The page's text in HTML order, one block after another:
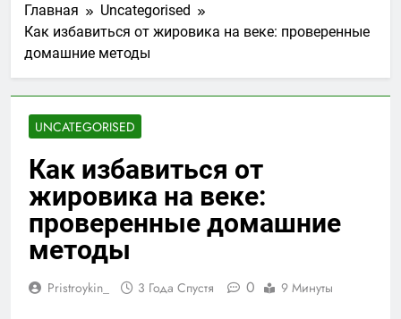
Главная
Uncategorised
Как избавиться от жировика на веке: проверенные
домашние методы
UNCATEGORISED
Как избавиться от
жировика на веке:
проверенные домашние
методы
Pristroykin_ 3 Года Спустя 0 9 Минуты